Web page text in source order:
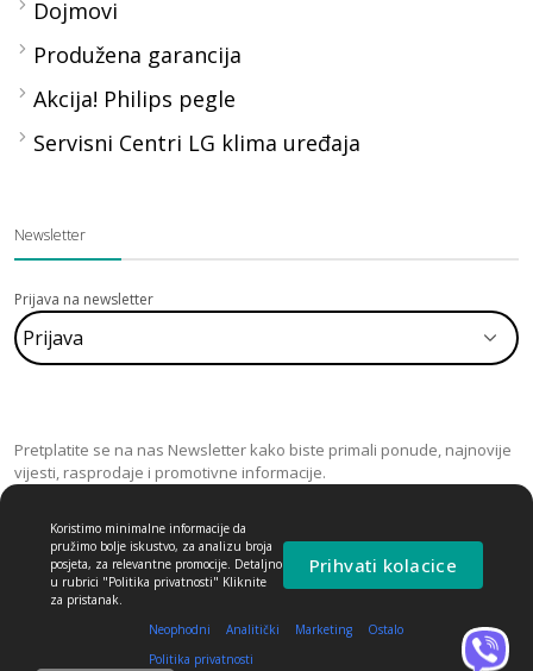
Dojmovi
Produžena garancija
Akcija! Philips pegle
Servisni Centri LG klima uređaja
Newsletter
Prijava na newsletter
Pretplatite se na nas Newsletter kako biste primali ponude, najnovije
vijesti, rasprodaje i promotivne informacije.
Koristimo minimalne informacije da
pružimo bolje iskustvo, za analizu broja
posjeta, za relevantne promocije. Detaljno
u rubrici "Politika privatnosti" Kliknite
za pristanak.
Prihvati kolacice
Neophodni Analitički Marketing
Ostalo
Politika privatnosti